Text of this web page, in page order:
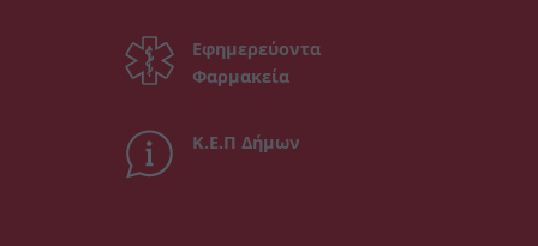
Εφημερεύοντα
Φαρμακεία
Κ.Ε.Π Δήμων